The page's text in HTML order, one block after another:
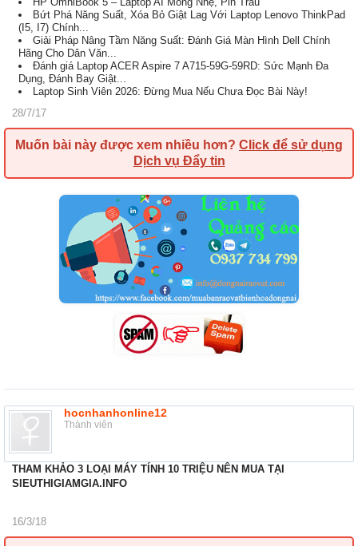
Bứt Phá Năng Suất, Xóa Bỏ Giật Lag Với Laptop Lenovo ThinkPad
(I5, I7) Chính...
Giải Pháp Nâng Tầm Năng Suất: Đánh Giá Màn Hình Dell Chính
Hãng Cho Dân Văn...
Đánh giá Laptop ACER Aspire 7 A715-59G-59RD: Sức Mạnh Đa
Dụng, Đánh Bay Giật...
Laptop Sinh Viên 2026: Đừng Mua Nếu Chưa Đọc Bài Này!
28/7/17
Muốn bài này được xem nhiều hơn? Click để sử dụng
Dịch vụ Đẩy tin
hocnhanhonline12
Thành viên
THAM KHẢO 3 LOẠI MÁY TÍNH 10 TRIỆU NÊN MUA TẠI
SIEUTHIGIAMGIA.INFO
16/3/18